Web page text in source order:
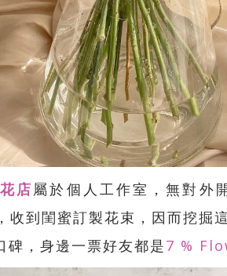
店 屬於個人工作室，無對外
收到閨蜜訂製花束，因而挖掘
碑，身邊一票好友都是7 %